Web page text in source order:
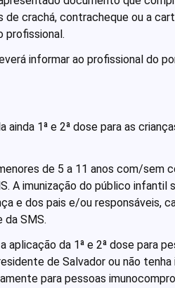
de crachá, contracheque ou a
profissional.
informar ao profissional do
1ª e 2ª dose para as
de 5 a 11 anos com/sem
A imunização do público
e dos pais e/ou responsáveis,
da SMS.
da 1ª e 2ª dose para
residente de Salvador ou não
para pessoas